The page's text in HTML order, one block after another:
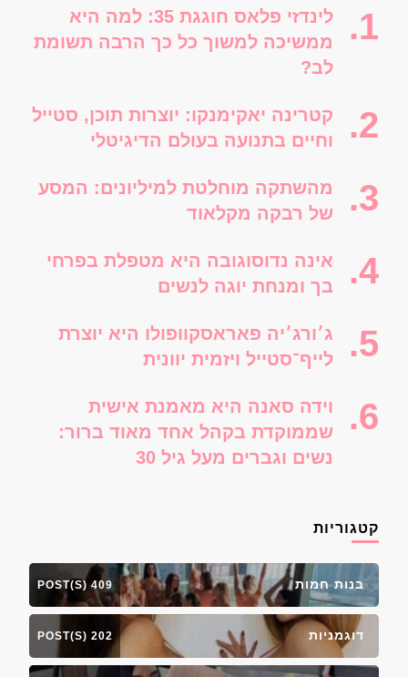
לינדזי פלאס חוגגת 35: למה היא
ממשיכה למשוך כל כך הרבה תשומת
לב?
קטרינה יאקימנקו: יוצרות תוכן, סטייל
וחיים בתנועה בעולם הדיגיטלי
מהשתקה מוחלטת למיליונים: המסע
של רבקה מקלאוד
אינה נדוסוגובה היא מטפלת בפרחי
בך ומנחת יוגה לנשים
ג׳ורג׳יה פאראסקוופולו היא יוצרת
לייף־סטייל ויזמית יוונית
וידה סאנה היא מאמנת אישית
שממוקדת בקהל אחד מאוד ברור:
נשים וגברים מעל גיל 30
קטגוריות
בנות חמות 409 POST(S)
דוגמניות 202 POST(S)